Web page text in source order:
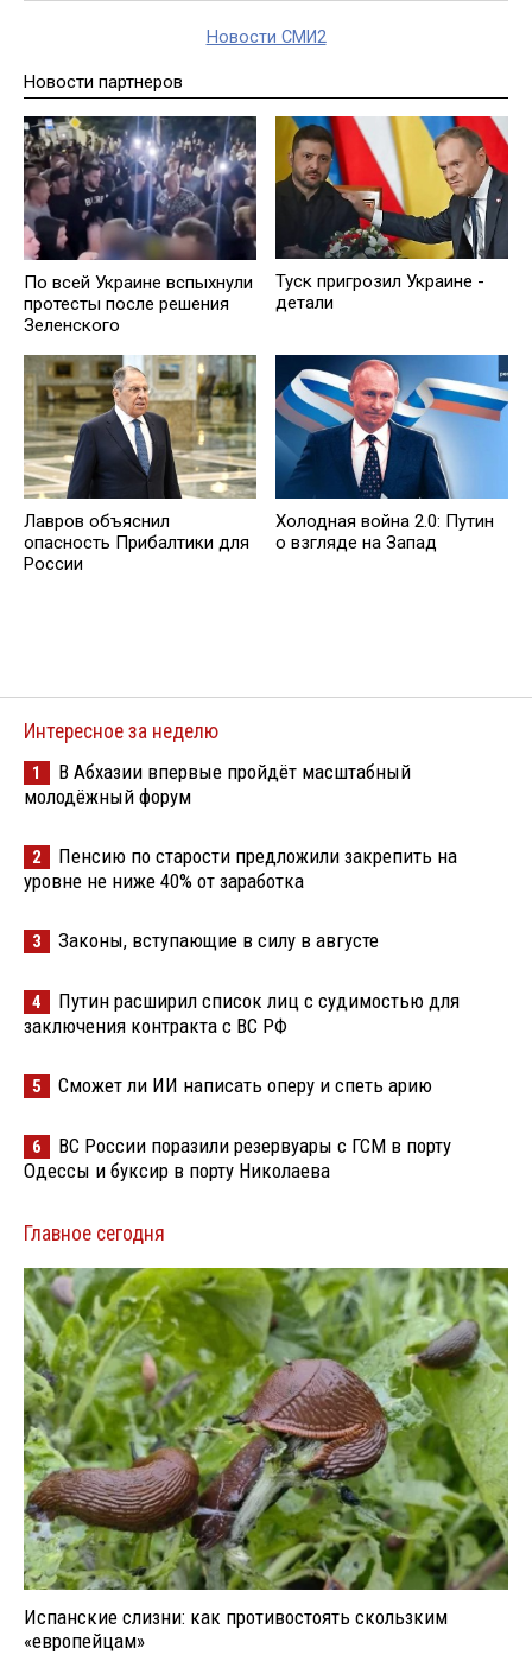
Новости СМИ2
Новости партнеров
По всей Украине вспыхнули
протесты после решения
Зеленского
Туск пригрозил Украине -
детали
Лавров объяснил
опасность Прибалтики для
России
Холодная война 2.0: Путин
о взгляде на Запад
Интересное за неделю
1
В Абхазии впервые пройдёт масштабный
молодёжный форум
2
Пенсию по старости предложили закрепить на
уровне не ниже 40% от заработка
3 Законы, вступающие в силу в августе
4
Путин расширил список лиц с судимостью для
заключения контракта с ВС РФ
5 Сможет ли ИИ написать оперу и спеть арию
6
ВС России поразили резервуары с ГСМ в порту
Одессы и буксир в порту Николаева
Главное сегодня
Испанские слизни: как противостоять скользким
«европейцам»